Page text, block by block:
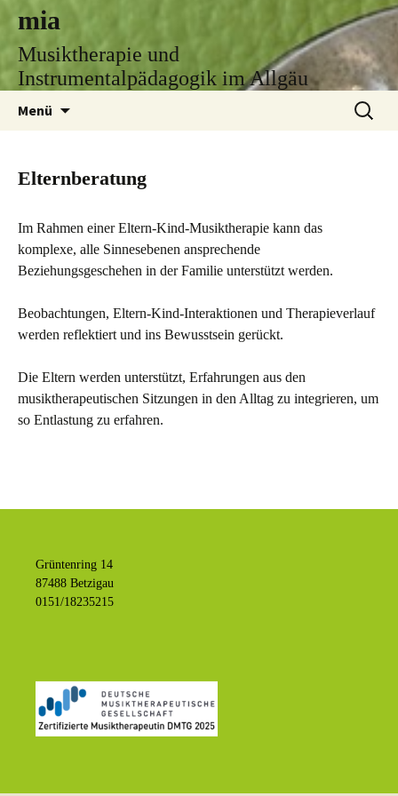
mia
Musiktherapie und
Instrumentalpädagogik im Allgäu
Menü
Suchen
nach:
Elternberatung
Im Rahmen einer Eltern-Kind-Musiktherapie kann das
komplexe, alle Sinnesebenen ansprechende
Beziehungsgeschehen in der Familie unterstützt werden.
Beobachtungen, Eltern-Kind-Interaktionen und Therapieverlauf
werden reflektiert und ins Bewusstsein gerückt.
Die Eltern werden unterstützt, Erfahrungen aus den
musiktherapeutischen Sitzungen in den Alltag zu integrieren, um
so Entlastung zu erfahren.
Grüntenring 14
87488 Betzigau
0151/18235215
dm